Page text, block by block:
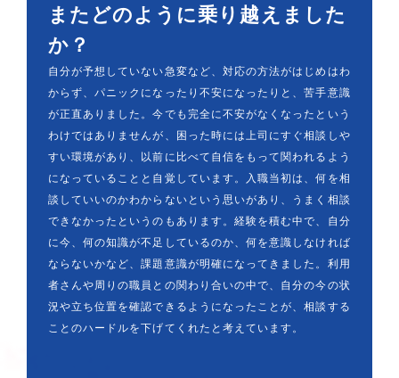
またどのように乗り越えました
か？
自分が予想していない急変など、対応の方法がはじめはわ
からず、パニックになったり不安になったりと、苦手意識
が正直ありました。今でも完全に不安がなくなったという
わけではありませんが、困った時には上司にすぐ相談しや
すい環境があり、以前に比べて自信をもって関われるよう
になっていることと自覚しています。入職当初は、何を相
談していいのかわからないという思いがあり、うまく相談
できなかったというのもあります。経験を積む中で、自分
に今、何の知識が不足しているのか、何を意識しなければ
ならないかなど、課題意識が明確になってきました。利用
者さんや周りの職員との関わり合いの中で、自分の今の状
況や立ち位置を確認できるようになったことが、相談する
ことのハードルを下げてくれたと考えています。